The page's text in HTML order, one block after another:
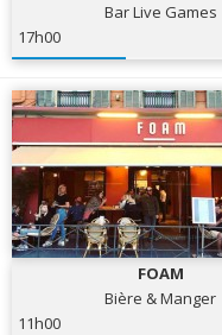
Bar Live Games
17h00
FOAM
Bière & Manger
11h00